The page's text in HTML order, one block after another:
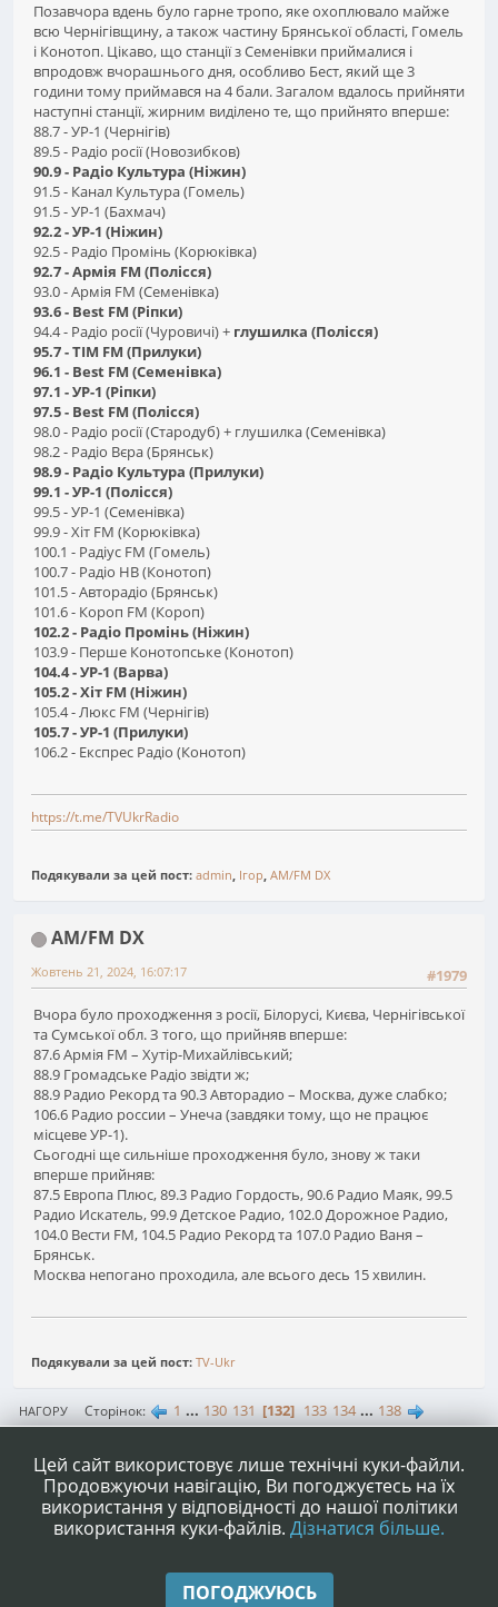
Позавчора вдень було гарне тропо, яке охоплювало майже
всю Чернігівщину, а також частину Брянської області, Гомель
і Конотоп. Цікаво, що станції з Семенівки приймалися і
впродовж вчорашнього дня, особливо Бест, який ще 3
години тому приймався на 4 бали. Загалом вдалось прийняти
наступні станції, жирним виділено те, що прийнято вперше:
88.7 - УР-1 (Чернігів)
89.5 - Радіо росії (Новозибков)
90.9 - Радіо Культура (Ніжин)
91.5 - Канал Культура (Гомель)
91.5 - УР-1 (Бахмач)
92.2 - УР-1 (Ніжин)
92.5 - Радіо Промінь (Корюківка)
92.7 - Армія FM (Полісся)
93.0 - Армія FM (Семенівка)
93.6 - Best FM (Ріпки)
94.4 - Радіо росії (Чуровичі) + глушилка (Полісся)
95.7 - ТІМ FM (Прилуки)
96.1 - Best FM (Семенівка)
97.1 - УР-1 (Ріпки)
97.5 - Best FM (Полісся)
98.0 - Радіо росії (Стародуб) + глушилка (Семенівка)
98.2 - Радіо Вєра (Брянськ)
98.9 - Радіо Культура (Прилуки)
99.1 - УР-1 (Полісся)
99.5 - УР-1 (Семенівка)
99.9 - Хіт FM (Корюківка)
100.1 - Радіус FM (Гомель)
100.7 - Радіо НВ (Конотоп)
101.5 - Авторадіо (Брянськ)
101.6 - Короп FM (Короп)
102.2 - Радіо Промінь (Ніжин)
103.9 - Перше Конотопське (Конотоп)
104.4 - УР-1 (Варва)
105.2 - Хіт FM (Ніжин)
105.4 - Люкс FM (Чернігів)
105.7 - УР-1 (Прилуки)
106.2 - Експрес Радіо (Конотоп)
https://t.me/TVUkrRadio
Подякували за цей пост: admin, Ігор, AM/FM DX
AM/FM DX
#1979
Жовтень 21, 2024, 16:07:17
Вчора було проходження з росії, Білорусі, Києва, Чернігівської
та Сумської обл. З того, що прийняв вперше:
87.6 Армія FM – Хутір-Михайлівський;
88.9 Громадське Радіо звідти ж;
88.9 Радио Рекорд та 90.3 Авторадио – Москва, дуже слабко;
106.6 Радио россии – Унеча (завдяки тому, що не працює
місцеве УР-1).
Сьогодні ще сильніше проходження було, знову ж таки
вперше прийняв:
87.5 Европа Плюс, 89.3 Радио Гордость, 90.6 Радио Маяк, 99.5
Радио Искатель, 99.9 Детское Радио, 102.0 Дорожное Радио,
104.0 Вести FM, 104.5 Радио Рекорд та 107.0 Радио Ваня –
Брянськ.
Москва непогано проходила, але всього десь 15 хвилин.
Подякували за цей пост: TV-Ukr
НАГОРУ Сторінок 1 ... 130 131 132 133 134 ... 138
Допомога|Умови та правила|Нагору ▲
SMF 2.1.4 © 2023,Simple Machines
Цей сайт використовує лише технічні куки-файли.
Продовжуючи навігацію, Ви погоджуєтесь на їх
використання у відповідності до нашої політики
використання куки-файлів. Дізнатися більше.
ПОГОДЖУЮСЬ